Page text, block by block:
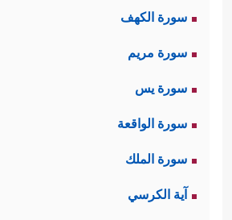
سورة الكهف
سورة مريم
سورة يس
سورة الواقعة
سورة الملك
آية الكرسي